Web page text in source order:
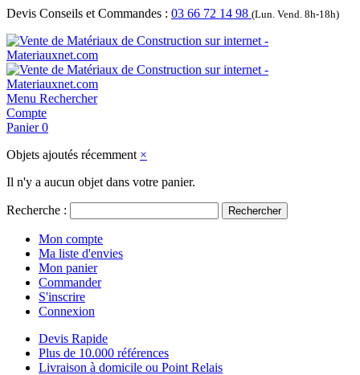
Devis Conseils et Commandes : 03 66 72 14 98 (Lun. Vend. 8h-18h)
Menu Rechercher
Compte
Panier 0
Objets ajoutés récemment ×
Il n'y a aucun objet dans votre panier.
Recherche : Rechercher
Mon compte
Ma liste d'envies
Mon panier
Commander
S'inscrire
Connexion
Devis Rapide
Plus de 10.000 références
Livraison à domicile ou Point Relais